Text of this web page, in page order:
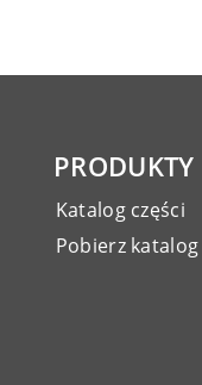
PRODUKTY
Katalog części
Pobierz katalog